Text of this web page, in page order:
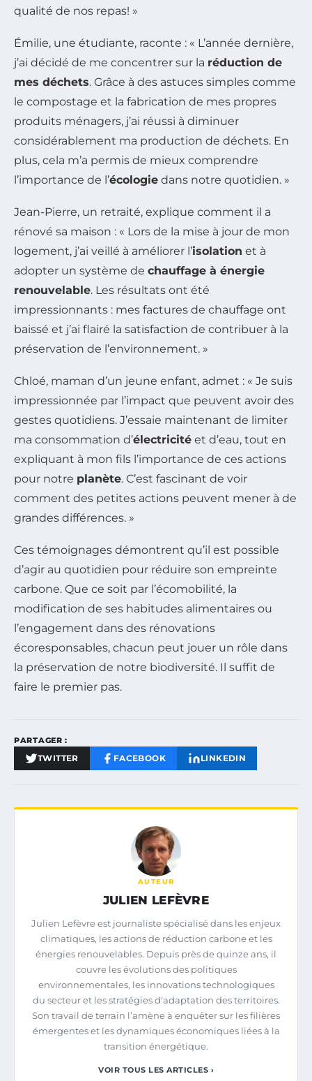
qualité de nos repas! »
Émilie, une étudiante, raconte : « L’année dernière,
j’ai décidé de me concentrer sur la réduction de
mes déchets. Grâce à des astuces simples comme
le compostage et la fabrication de mes propres
produits ménagers, j’ai réussi à diminuer
considérablement ma production de déchets. En
plus, cela m’a permis de mieux comprendre
l’importance de l’écologie dans notre quotidien. »
Jean-Pierre, un retraité, explique comment il a
rénové sa maison : « Lors de la mise à jour de mon
logement, j’ai veillé à améliorer l’isolation et à
adopter un système de chauffage à énergie
renouvelable. Les résultats ont été
impressionnants : mes factures de chauffage ont
baissé et j’ai flairé la satisfaction de contribuer à la
préservation de l’environnement. »
Chloé, maman d’un jeune enfant, admet : « Je suis
impressionnée par l’impact que peuvent avoir des
gestes quotidiens. J’essaie maintenant de limiter
ma consommation d’électricité et d’eau, tout en
expliquant à mon fils l’importance de ces actions
pour notre planète. C’est fascinant de voir
comment des petites actions peuvent mener à de
grandes différences. »
Ces témoignages démontrent qu’il est possible
d’agir au quotidien pour réduire son empreinte
carbone. Que ce soit par l’écomobilité, la
modification de ses habitudes alimentaires ou
l’engagement dans des rénovations
écoresponsables, chacun peut jouer un rôle dans
la préservation de notre biodiversité. Il suffit de
faire le premier pas.
PARTAGER :
TWITTER FACEBOOK LINKEDIN
AUTEUR
JULIEN LEFÈVRE
Julien Lefèvre est journaliste spécialisé dans les enjeux
climatiques, les actions de réduction carbone et les
énergies renouvelables. Depuis près de quinze ans, il
couvre les évolutions des politiques
environnementales, les innovations technologiques
du secteur et les stratégies d'adaptation des territoires.
Son travail de terrain l’amène à enquêter sur les filières
émergentes et les dynamiques économiques liées à la
transition énergétique.
VOIR TOUS LES ARTICLES ›